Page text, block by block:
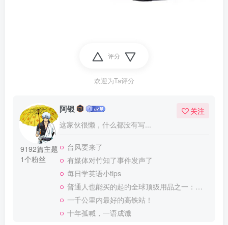
评分
欢迎为Ta评分
9192篇主题
1个粉丝
阿银
这家伙很懒，什么都没有写...
关注
台风要来了
有媒体对竹知了事件发声了
每日学英语小tips
普通人也能买的起的全球顶级用品之一：WD-40润滑除锈剂！
一千公里内最好的高铁站！
十年孤喊，一语成谶